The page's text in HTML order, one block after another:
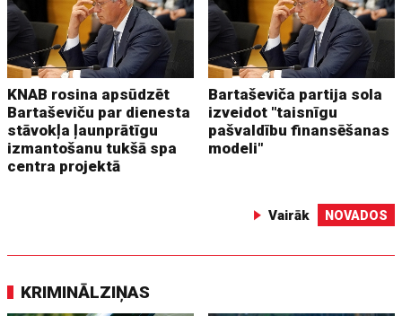
KNAB rosina apsūdzēt
Bartaševiču par dienesta
stāvokļa ļaunprātīgu
izmantošanu tukšā spa
centra projektā
Bartaševiča partija sola
izveidot "taisnīgu
pašvaldību finansēšanas
modeli"
Vairāk NOVADOS
KRIMINĀLZIŅAS